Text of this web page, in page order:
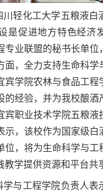
川轻化工大学五粮液白
是促进地方特色经济
专业联盟的秘书长单位
面，全力支持生命科学
宾学院农林与食品工程
的经验，并为我校酿酒
宾职业技术学院五粮液
示，该校作为国家级白
位，将为生命科学与工
学提供资源和平台共
学与工程学院负责人表